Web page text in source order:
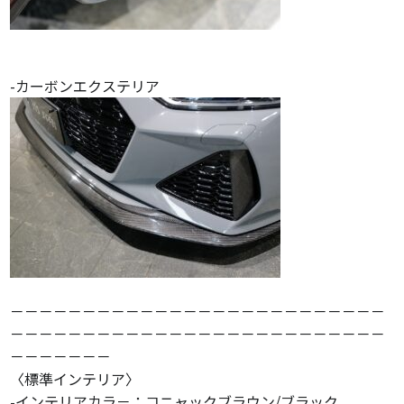
-カーボンエクステリア
－－－－－－－－－－－－－－－－－－－－－－－－－－
－－－－－－－－－－－－－－－－－－－－－－－－－－
－－－－－－－
〈標準インテリア〉